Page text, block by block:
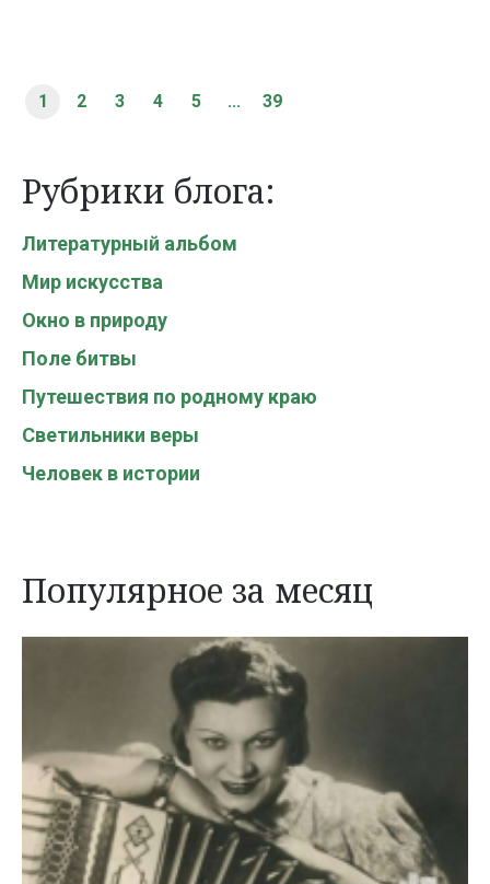
1 2 3 4 5 ... 39
Рубрики блога:
Литературный альбом
Мир искусства
Окно в природу
Поле битвы
Путешествия по родному краю
Светильники веры
Человек в истории
Популярное за месяц